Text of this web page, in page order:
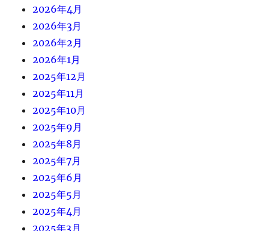
2026年4月
2026年3月
2026年2月
2026年1月
2025年12月
2025年11月
2025年10月
2025年9月
2025年8月
2025年7月
2025年6月
2025年5月
2025年4月
2025年3月